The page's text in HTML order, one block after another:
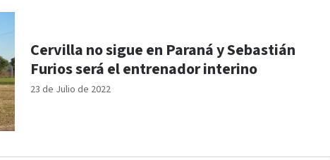
23 de Julio de 2022
Cervilla no sigue en Paraná y Sebastián
Furios será el entrenador interino